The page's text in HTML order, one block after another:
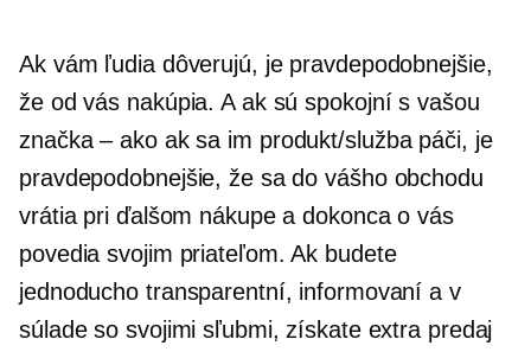
Ak vám ľudia dôverujú, je pravdepodobnejšie,
že od vás nakúpia. A ak sú spokojní s vašou
značka – akoak sa im produkt/služba páči, je
pravdepodobnejšie, že sa do vášho obchodu
vrátia pri ďalšom nákupe a dokonca o vás
povedia svojim priateľom. Ak budete
jednoducho transparentní, informovaní a v
súlade so svojimi sľubmi, získate extra predaj